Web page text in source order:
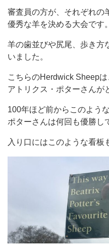
審査員の方が、それぞれの
優秀な羊を決める大会です。
羊の歯並びや尻尾、歩き方
いました。
こちらのHerdwick Sheep
アトリクス・ポターさんが
100年ほど前からこのよう
ポターさんは何回も優勝し
入り口にはこのような看板